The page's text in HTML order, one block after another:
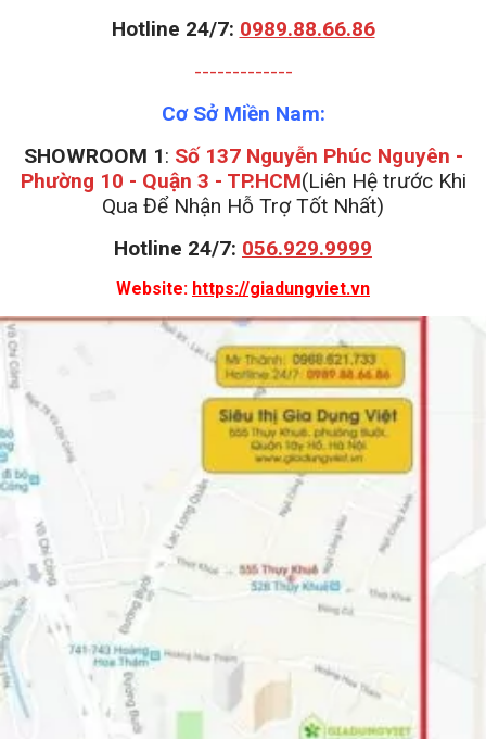
Hotline 24/7: 0989.88.66.86
-------------
Cơ Sở Miền Nam:
SHOWROOM 1: Số 137 Nguyễn Phúc Nguyên -
Phường 10 - Quận 3 - TP.HCM(Liên Hệ trước Khi
Qua Để Nhận Hỗ Trợ Tốt Nhất)
Hotline 24/7: 056.929.9999
Website: https://giadungviet.vn